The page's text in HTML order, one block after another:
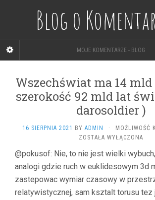
Blog o
MOJE KOMENTARZE - BLOG
Wszechświat ma 14 mld
szerokość 92 mld lat
darosoldier )
16 SIERPNIA 2021 BY ADMIN · MOŻLIWOŚĆ
ZOSTAŁA WYŁĄCZONA
@pokusof: Nie, to nie jest wielki
analogi gdzie ruch w euklidesowym 3d
zastepowac wymiar czasowy w
relatywistycznej, sam ksztalt torusu tez